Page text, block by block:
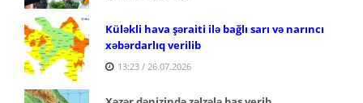
Küləkli hava şəraiti ilə bağlı sarı və narıncı
xəbərdarlıq verilib
13:23 / 26.07.2026